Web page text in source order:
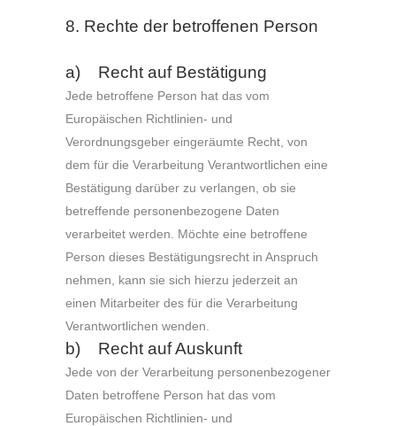
8. Rechte der betroffenen Person
a) Recht auf Bestätigung
Jede betroffene Person hat das vom
Europäischen Richtlinien- und
Verordnungsgeber eingeräumte Recht, von
dem für die Verarbeitung Verantwortlichen eine
Bestätigung darüber zu verlangen, ob sie
betreffende personenbezogene Daten
verarbeitet werden. Möchte eine betroffene
Person dieses Bestätigungsrecht in Anspruch
nehmen, kann sie sich hierzu jederzeit an
einen Mitarbeiter des für die Verarbeitung
Verantwortlichen wenden.
b) Recht auf Auskunft
Jede von der Verarbeitung personenbezogener
Daten betroffene Person hat das vom
Europäischen Richtlinien- und